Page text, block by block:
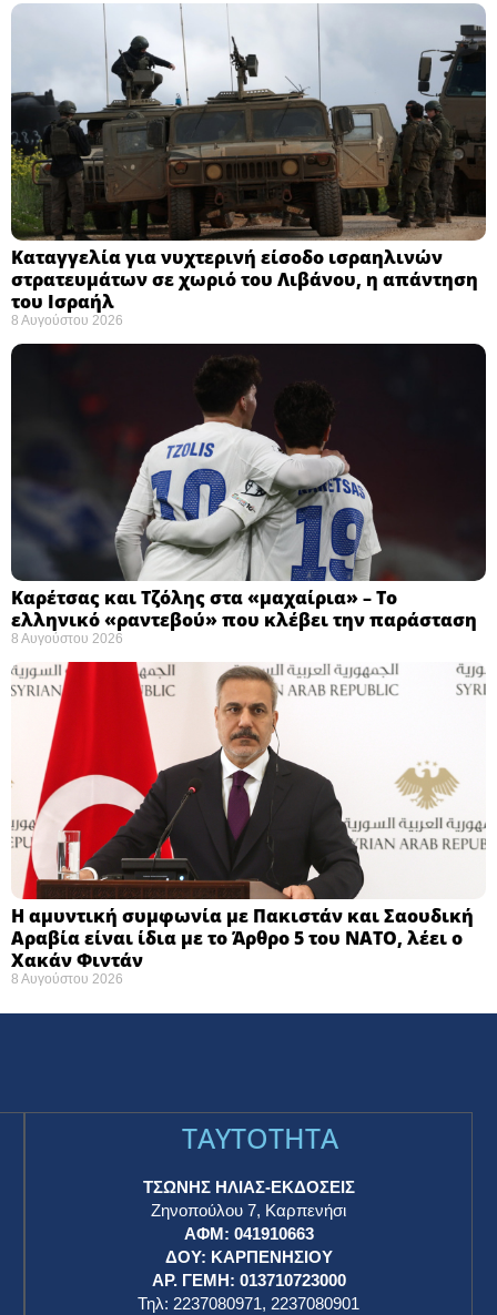
Καταγγελία για νυχτερινή είσοδο ισραηλινών
στρατευμάτων σε χωριό του Λιβάνου, η απάντηση
του Ισραήλ
8 Αυγούστου 2026
Καρέτσας και Τζόλης στα «μαχαίρια» – Το
ελληνικό «ραντεβού» που κλέβει την παράσταση
8 Αυγούστου 2026
Η αμυντική συμφωνία με Πακιστάν και Σαουδική
Αραβία είναι ίδια με το Άρθρο 5 του ΝΑΤΟ, λέει ο
Χακάν Φιντάν
8 Αυγούστου 2026
TAYTOTHTA
ΤΣΩΝΗΣ ΗΛΙΑΣ-ΕΚΔΟΣΕΙΣ
Ζηνοπούλου 7, Καρπενήσι
ΑΦΜ: 041910663
ΔΟΥ: ΚΑΡΠΕΝΗΣΙΟΥ
ΑΡ. ΓΕΜΗ: 013710723000
Τηλ: 2237080971, 2237080901